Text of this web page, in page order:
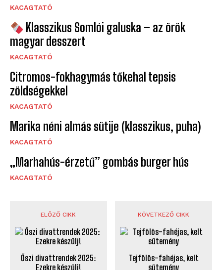
KACAGTATÓ
Klasszikus Somlói galuska – az örök
magyar desszert
KACAGTATÓ
Citromos-fokhagymás tőkehal tepsis
zöldségekkel
KACAGTATÓ
Marika néni almás sütije (klasszikus, puha)
KACAGTATÓ
„Marhahús-érzetű” gombás burger hús
KACAGTATÓ
ELŐZŐ CIKK
Őszi divattrendek 2025:
Ezekre készülj!
KÖVETKEZŐ CIKK
Tejfölös-fahéjas, kelt
sütemény